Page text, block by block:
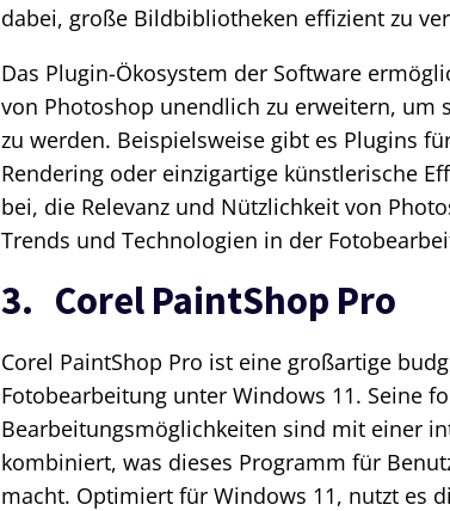
dabei, große Bildbibliotheken effizient zu
Das Plugin-Ökosystem der Software
von Photoshop unendlich zu erweitern, um
zu werden. Beispielsweise gibt es Plugins
Rendering oder einzigartige künstlerische
bei, die Relevanz und Nützlichkeit von
Trends und Technologien in der
3. Corel PaintShop Pro
Corel PaintShop Pro ist eine großartige
Fotobearbeitung unter Windows 11. Seine
Bearbeitungsmöglichkeiten sind mit einer
kombiniert, was dieses Programm für
macht. Optimiert für Windows 11, nutzt es